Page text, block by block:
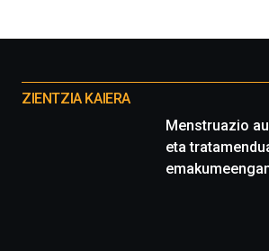
proyectos
ZIENTZIA KAIERA
Menstruazio
eta